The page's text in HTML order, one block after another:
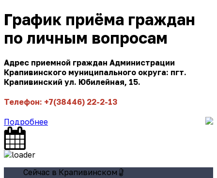
График приёма граждан
по личным вопросам
Адрес приемной граждан Администрации
Крапивинского муниципального округа: пгт.
Крапивинский ул. Юбилейная, 15.
Телефон: +7(38446) 22-2-13
Подробнее
Сейчас в Крапивинском